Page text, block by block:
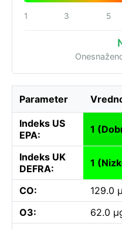
1 3 5
Parameter
Indeks US
EPA:
1
Indeks UK
DEFRA:
1
CO:
129.0
O3:
62.0